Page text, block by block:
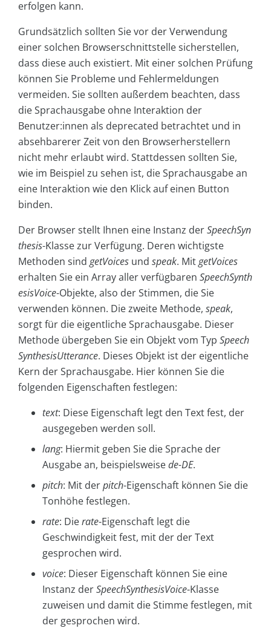
erfolgen kann.
Grundsätzlich sollten Sie vor der Verwendung
einer solchen Browserschnittstelle sicherstellen,
dass diese auch existiert. Mit einer solchen Prüfung
können Sie Probleme und Fehlermeldungen
vermeiden. Sie sollten außerdem beachten, dass
die Sprachausgabe ohne Interaktion der
Benutzer:innen als deprecated betrachtet und in
absehbarerer Zeit von den Browserherstellern
nicht mehr erlaubt wird. Stattdessen sollten Sie,
wie im Beispiel zu sehen ist, die Sprachausgabe an
eine Interaktion wie den Klick auf einen Button
binden.
Der Browser stellt Ihnen eine Instanz derSpeechSyn
thesis-Klasse zur Verfügung. Deren wichtigste
Methoden sind getVoices und speak. MitgetVoices
erhalten Sie ein Array aller verfügbaren SpeechSynth
esisVoice-Objekte, also der Stimmen, die Sie
verwenden können. Die zweite Methode, speak,
sorgt für die eigentliche Sprachausgabe. Dieser
Methode übergeben Sie ein Objekt vom Typ Speech
SynthesisUtterance. Dieses Objekt ist der eigentliche
Kern der Sprachausgabe. Hier können Sie die
folgenden Eigenschaften festlegen:
text: Diese Eigenschaft legt den Text fest, der
ausgegeben werden soll.
lang: Hiermit geben Sie die Sprache der
Ausgabe an, beispielsweisede-DE.
pitch: Mit derpitch-Eigenschaft können Sie die
Tonhöhe festlegen.
rate: Dierate-Eigenschaft legt die
Geschwindigkeit fest, mit der der Text
gesprochen wird.
voice: Dieser Eigenschaft können Sie eine
Instanz derSpeechSynthesisVoice-Klasse
zuweisen und damit die Stimme festlegen, mit
der gesprochen wird.